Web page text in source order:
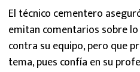
El técnico cementero
emitan comentarios sobre
contra su equipo, pero que
tema, pues confía en su